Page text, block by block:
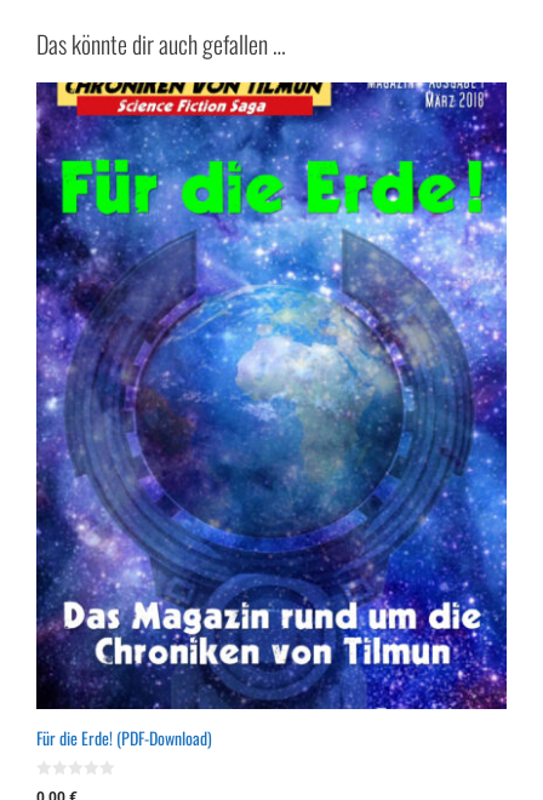
Das könnte dir auch gefallen …
Für die Erde! (PDF-Download)
0